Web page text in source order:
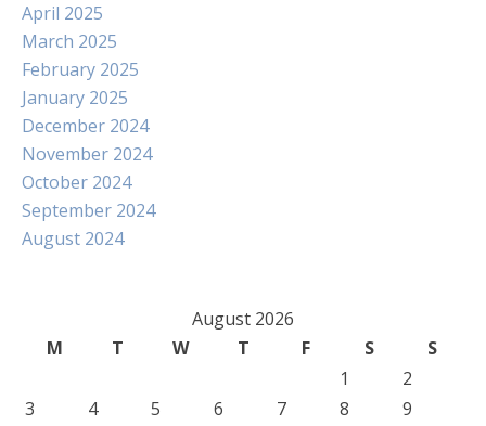
April 2025
March 2025
February 2025
January 2025
December 2024
November 2024
October 2024
September 2024
August 2024
August 2026
M
T W T F S
S
1
2
3
4 5 6 7 8
9